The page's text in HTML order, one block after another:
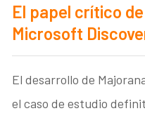
El papel crítico
Microsoft
El desarrollo de
el caso de estudio